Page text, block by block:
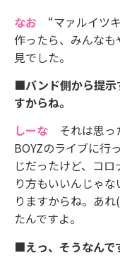
なお “マァルイツ
作ったら、みんな
見でした。
■バンド側から提示
すからね。
しーな それは思っ
BOYZのライブに行
じだったけど、コ
り方もいいんじゃ
りますからね。あ
たんですよ。
■えっ、そうなんで